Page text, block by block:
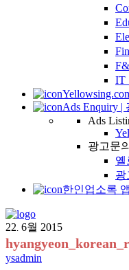
IT
Ads Enquiry |
Ads
광고문
옐
광
한인업소록
22. 6월 2015
ysadmin